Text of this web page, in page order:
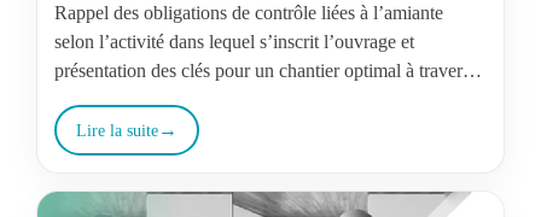
Rappel des obligations de contrôle liées à l’amiante
selon l’activité dans lequel s’inscrit l’ouvrage et
présentation des clés pour un chantier optimal à travers
Lire la suite